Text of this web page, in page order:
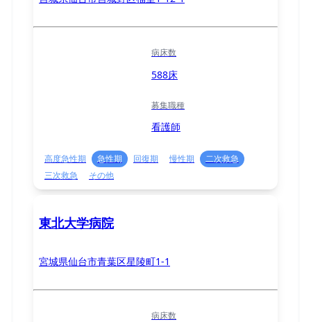
病床数
588床
募集職種
看護師
高度急性期 急性期 回復期 慢性期
二次救急
三次救急
その他
東北大学病院
宮城県仙台市青葉区星陵町1-1
病床数